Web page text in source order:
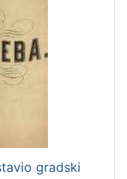
gradski